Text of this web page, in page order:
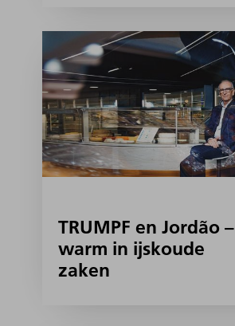
TRUMPF en Jordão –
warm in ijskoude
zaken